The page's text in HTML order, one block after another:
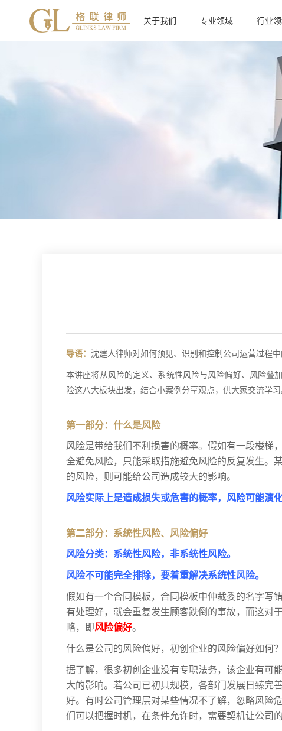
关于我们 专业领域 行业
导语： 沈建人律师对如何预见、识别和控制公司运营过程
本讲座将从风险的定义、系统性风险与风险偏好、风险叠
险这八大板块出发，结合小案例分享观点，供大家交流学习
第一部分：什么是风险
风险是带给我们不利损害的概率。假如有一段楼
全避免风险，只能采取措施避免风险的反复发生。
的风险，则可能给公司造成较大的影响。
风险实际上是造成损失或危害的概率，风险可能演
第二部分：系统性风险、风险偏好
风险分类：系统性风险，非系统性风险。
风险不可能完全排除，要着重解决系统性风险。
假如有一个合同模板，合同模板中仲裁委的名字写
有处理好，就会重复发生顾客跌倒的事故，而这对
略，即风险偏好。
什么是公司的风险偏好，初创企业的风险偏好如何？
据了解，很多初创企业没有专职法务，该企业有可
大的影响。若公司已初具规模，各部门发展日臻完
好。有时公司管理层对某些情况不了解，忽略风险
们可以把握时机，在条件允许时，需要契机让公司